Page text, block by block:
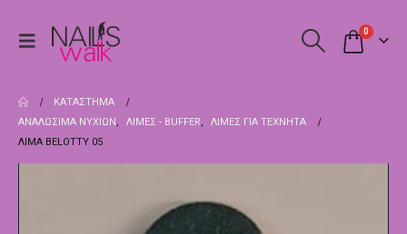
0
ΚΑΤΆΣΤΗΜΑ
ΑΝΑΛΏΣΙΜΑ ΝΥΧΙΏΝ, ΛΊΜΕΣ - BUFFER,
ΛΊΜΕΣ ΓΙΑ ΤΕΧΝΗΤΆ
ΛΊΜΑ BELOTTY 05